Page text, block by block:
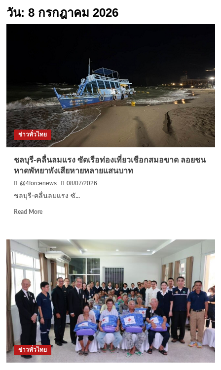
วัน: 8 กรกฎาคม 2026
ข่าวทั่วไทย
ชลบุรี-คลื่นลมแรง ซัดเรือท่องเที่ยวเชือกสมอขาด ลอยชน
หาดพัทยาพังเสียหายหลายแสนบาท
@4forcenews
08/07/2026
ชลบุรี-คลื่นลมแรง ซั...
Read MoreRead
ชลบุรี-
คลื่น
ลม
แรง
ซัด
เรือ
ท่อง
เที่ยว
เชือก
สมอ
ขาด
ลอย
ชน
ข่าวทั่วไทย